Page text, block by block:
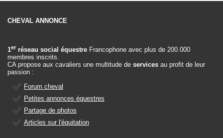
CHEVAL ANNONCE
1er réseau social équestre Francophone avec plus de 200.000
membres inscrits.
CA propose aux cavaliers une multitude de services au profit de leur
passion :
Forum cheval
Petites annonces équestres
Partage de photos
Articles sur l'équitation